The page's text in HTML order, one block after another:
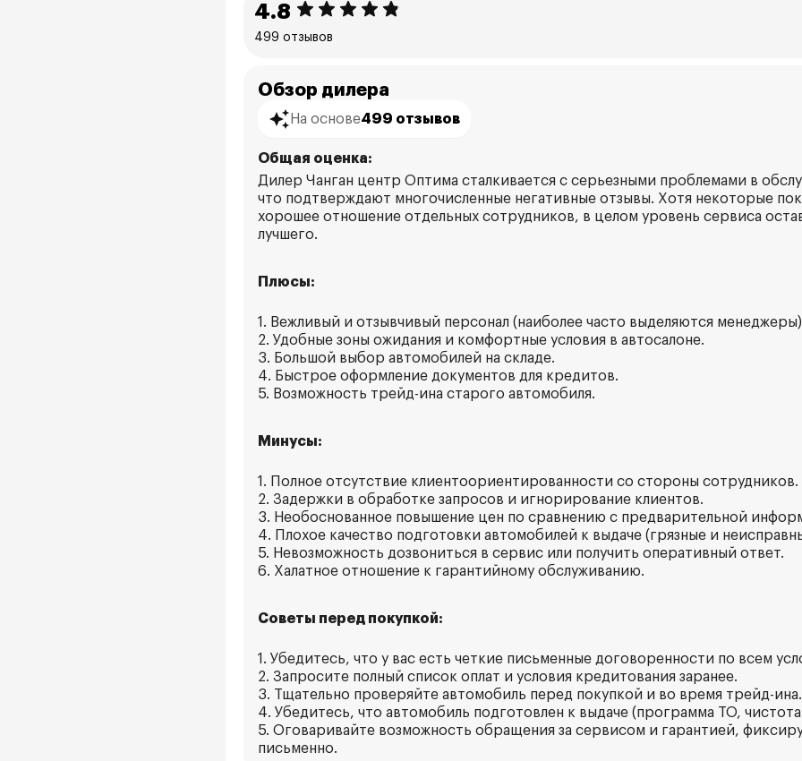
4.8
499 отзывов
Обзор дилера
На основе499 отзывов
Общая оценка:
Дилер Чанган центр Оптима сталкивается с серьезными проблемами в
что подтверждают многочисленные негативные отзывы. Хотя некоторые
хорошее отношение отдельных сотрудников, в целом уровень сервиса
лучшего.
Плюсы:
1. Вежливый и отзывчивый персонал (наиболее часто выделяются
2. Удобные зоны ожидания и комфортные условия в автосалоне.
3. Большой выбор автомобилей на складе.
4. Быстрое оформление документов для кредитов.
5. Возможность трейд-ина старого автомобиля.
Минусы:
1. Полное отсутствие клиентоориентированности со стороны сотрудников.
2. Задержки в обработке запросов и игнорирование клиентов.
3. Необоснованное повышение цен по сравнению с предварительной
4. Плохое качество подготовки автомобилей к выдаче (грязные и
5. Невозможность дозвониться в сервис или получить оперативный ответ.
6. Халатное отношение к гарантийному обслуживанию.
Советы перед покупкой:
1. Убедитесь, что у вас есть четкие письменные договоренности по всем
2. Запросите полный список оплат и условия кредитования заранее.
3. Тщательно проверяйте автомобиль перед покупкой и во время трейд-ина.
4. Убедитесь, что автомобиль подготовлен к выдаче (программа ТО, чистота
5. Оговаривайте возможность обращения за сервисом и гарантией,
письменно.